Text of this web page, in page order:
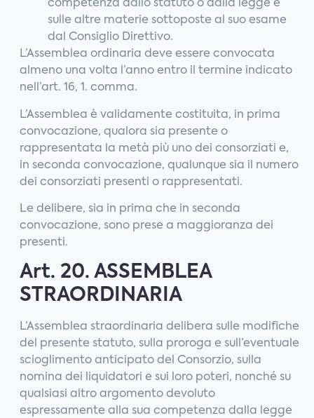
competenza dallo statuto o dalla legge e
sulle altre materie sottoposte al suo esame
dal Consiglio Direttivo.
L’Assemblea ordinaria deve essere convocata
almeno una volta l’anno entro il termine indicato
nell’art. 16, 1. comma.
L’Assemblea è validamente costituita, in prima
convocazione, qualora sia presente o
rappresentata la metà più uno dei consorziati e,
in seconda convocazione, qualunque sia il numero
dei consorziati presenti o rappresentati.
Le delibere, sia in prima che in seconda
convocazione, sono prese a maggioranza dei
presenti.
Art. 20. ASSEMBLEA
STRAORDINARIA
L’Assemblea straordinaria delibera sulle modifiche
del presente statuto, sulla proroga e sull’eventuale
scioglimento anticipato del Consorzio, sulla
nomina dei liquidatori e sui loro poteri, nonché su
qualsiasi altro argomento devoluto
espressamente alla sua competenza dalla legge